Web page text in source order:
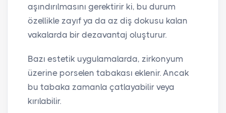
aşındırılmasını gerektirir ki, bu durum
özellikle zayıf ya da az diş dokusu kalan
vakalarda bir dezavantaj oluşturur.
Bazı estetik uygulamalarda, zirkonyum
üzerine porselen tabakası eklenir. Ancak
bu tabaka zamanla çatlayabilir veya
kırılabilir.